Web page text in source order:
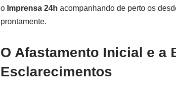
o Imprensa 24h acompanhando de perto os
prontamente.
O Afastamento Inicial e a
Esclarecimentos